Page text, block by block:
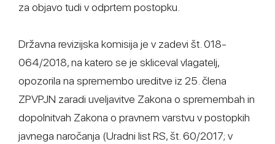
za objavo tudi v odprtem postopku.
Državna revizijska komisija je v zadevi št. 018-
064/2018, na katero se je skliceval vlagatelj,
opozorila na spremembo ureditve iz 25. člena
ZPVPJN zaradi uveljavitve Zakona o spremembah in
dopolnitvah Zakona o pravnem varstvu v postopkih
javnega naročanja (Uradni list RS, št. 60/2017; v